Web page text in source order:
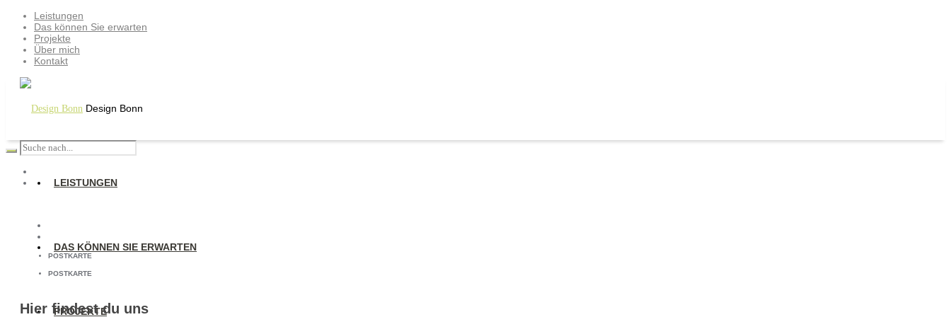
Leistungen
Das können Sie erwarten
Projekte
Über mich
Kontakt
Design Bonn
LEISTUNGEN
DAS KÖNNEN SIE ERWARTEN
PROJEKTE
POSTKARTE
POSTKARTE
Hier findest du uns